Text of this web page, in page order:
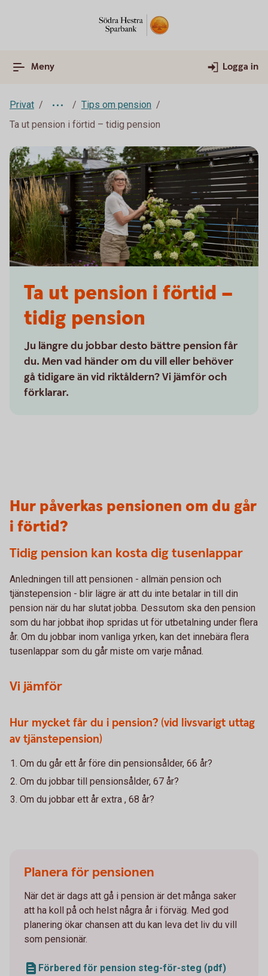
Meny Logga in
Privat
Tips om pension
Ta ut pension i förtid – tidig pension
Ta ut pension i förtid –
tidig pension
Ju längre du jobbar desto bättre pension får
du. Men vad händer om du vill eller behöver
gå tidigare än vid riktåldern? Vi jämför och
förklarar.
Hur påverkas pensionen om du går
i förtid?
Tidig pension kan kosta dig tusenlappar
Anledningen till att pensionen - allmän pension och
tjänstepension - blir lägre är att du inte betalar in till din
pension när du har slutat jobba. Dessutom ska den pension
som du har jobbat ihop spridas ut för utbetalning under flera
år. Om du jobbar inom vanliga yrken, kan det innebära flera
tusenlappar som du går miste om varje månad.
Vi jämför
Hur mycket får du i pension? (vid livsvarigt uttag
av tjänstepension)
Om du går ett år före din pensionsålder, 66 år?
Om du jobbar till pensionsålder, 67 år?
Om du jobbar ett år extra , 68 år?
Planera för pensionen
När det är dags att gå i pension är det många saker
att ha koll på och helst några år i förväg. Med god
planering ökar chansen att du kan leva det liv du vill
som pensionär.
Förbered för pension steg-för-steg (pdf)